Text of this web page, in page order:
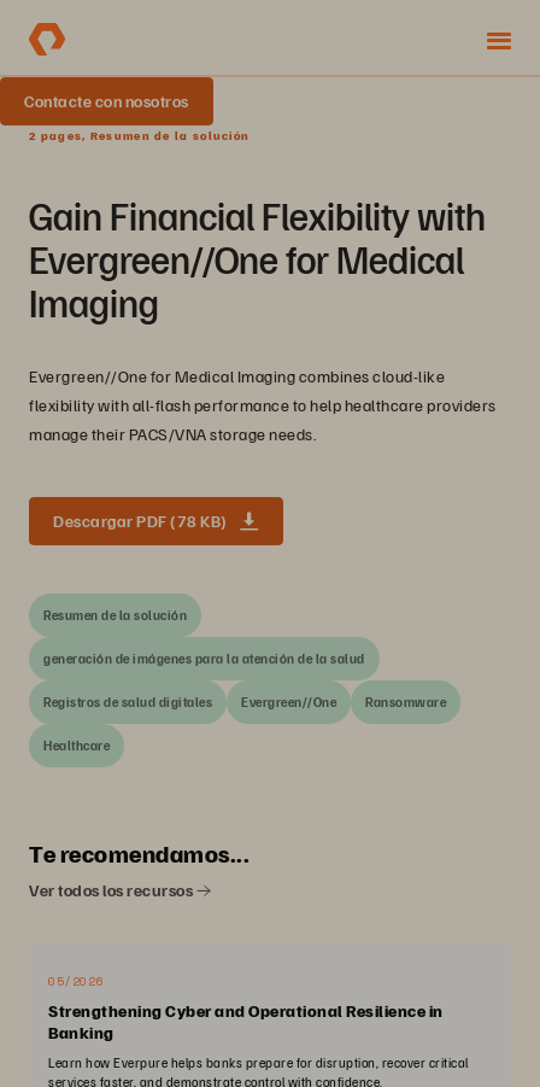
Contacte con nosotros
2 pages, Resumen de la solución
Gain Financial Flexibility with
Evergreen//One for Medical
Imaging
Evergreen//One for Medical Imaging combines cloud-like
flexibility with all-flash performance to help healthcare providers
manage their PACS/VNA storage needs.
Descargar PDF (78 KB)
Resumen de la solución
generación de imágenes para la atención de la salud
Registros de salud digitales Evergreen//One Ransomware
Healthcare
Te recomendamos...
Ver todos los recursos
05/2026
Strengthening Cyber and Operational Resilience in
Banking
Learn how Everpure helps banks prepare for disruption, recover critical
services faster, and demonstrate control with confidence.